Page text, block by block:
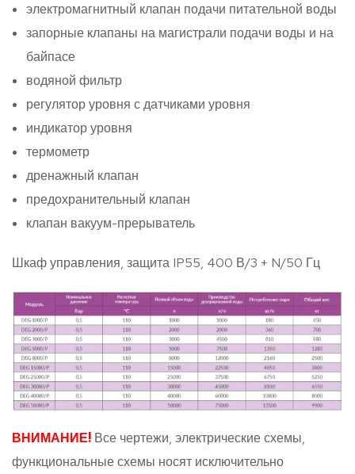
электромагнитный клапан подачи питательной воды
запорные клапаны на магистрали подачи воды и на
байпасе
водяной фильтр
регулятор уровня с датчиками уровня
индикатор уровня
термометр
дренажный клапан
предохранительный клапан
клапан вакуум-прерыватель
Шкаф управления, защита IP55, 400 В/3 + N/50 Гц
ВНИМАНИЕ! Все чертежи, электрические схемы,
функциональные схемы носят исключительно